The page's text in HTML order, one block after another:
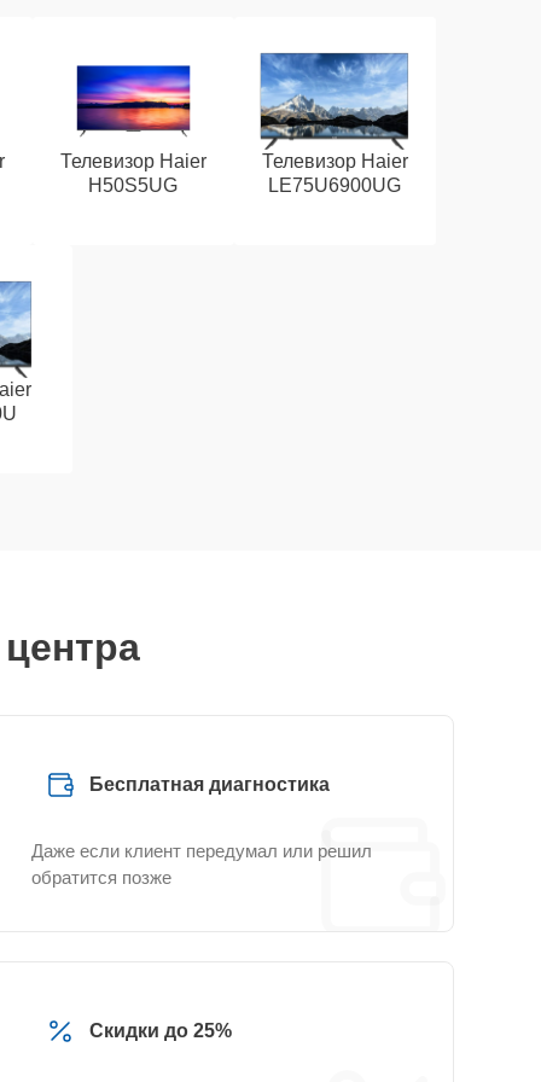
Телевизор Haier
H50S5UG
Телевизор Haier
LE75U6900UG
Бесплатная диагностика
Даже если клиент передумал или решил
обратится позже
Скидки до 25%